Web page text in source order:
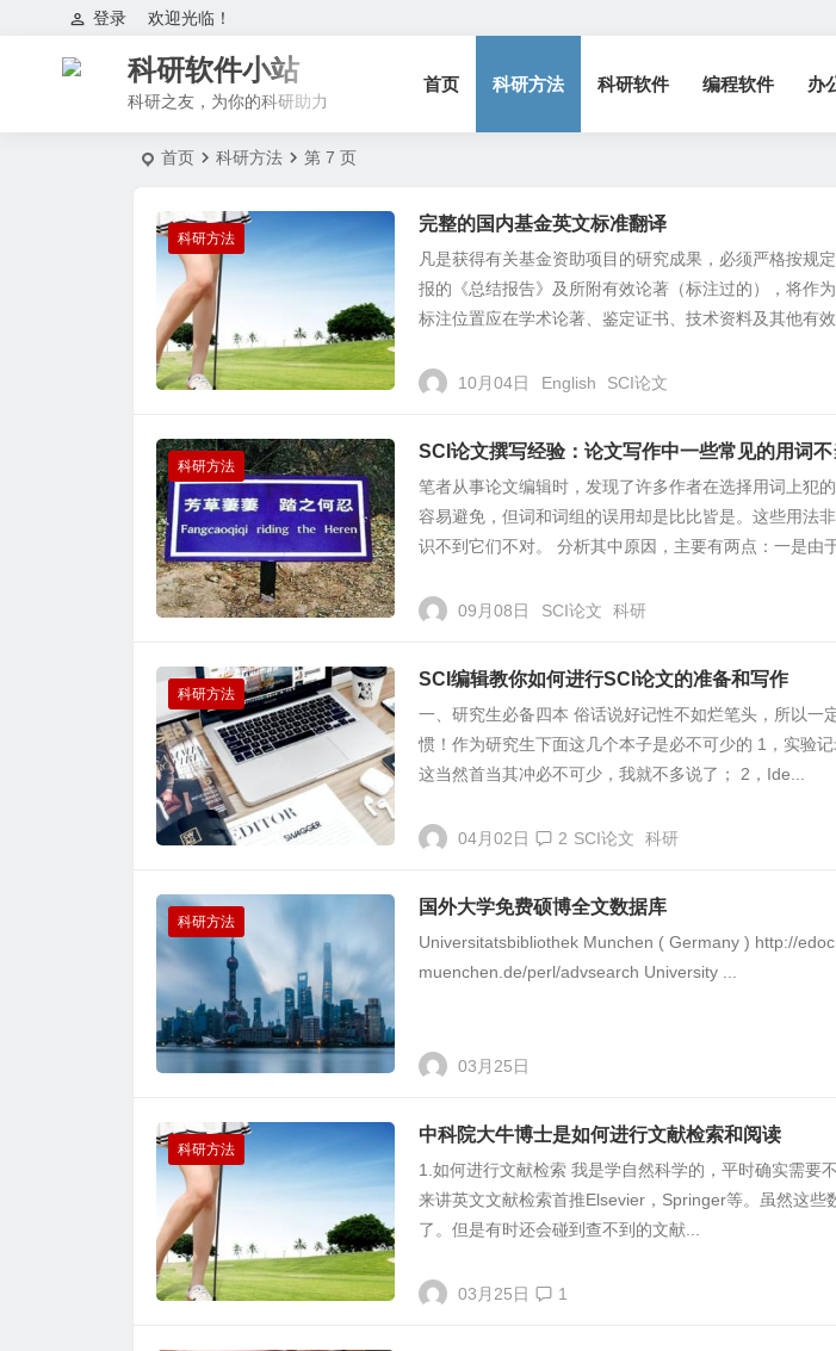
欢迎光临！
登录
科研软件小站
科研之友，为你的科研助力
首页 科研方法 科研软件 编程软件 办
首页 科研方法 第 7 页
科研方法
完整的国内基金英文标准翻译
凡是获得有关基金资助项目的研究成果，必须严格按规
报的《总结报告》及所附有效论著（标注过的），将作
标注位置应在学术论著、鉴定证书、技术资料及其他有效
10月04日 English SCI论文
科研方法
SCI论文撰写经验：论文写作中一些常见的用词不
笔者从事论文编辑时，发现了许多作者在选择用词上犯
容易避免，但词和词组的误用却是比比皆是。这些用法
识不到它们不对。 分析其中原因，主要有两点：一是由于
09月08日 SCI论文 科研
科研方法
SCI编辑教你如何进行SCI论文的准备和写作
一、研究生必备四本 俗话说好记性不如烂笔头，所以一
惯！作为研究生下面这几个本子是必不可少的 1，实验
这当然首当其冲必不可少，我就不多说了； 2，Ide...
04月02日 2 SCI论文 科研
科研方法
国外大学免费硕博全文数据库
Universitatsbibliothek Munchen ( Germany ) http://
muenchen.de/perl/advsearch University ...
03月25日
科研方法
中科院大牛博士是如何进行文献检索和阅读
1.如何进行文献检索 我是学自然科学的，平时确实需要
来讲英文文献检索首推Elsevier，Springer等。虽然这些
了。但是有时还会碰到查不到的文献...
03月25日 1